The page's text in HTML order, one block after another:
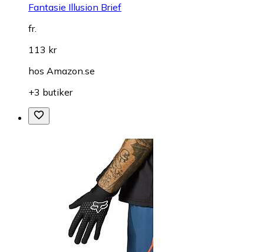
Fantasie Illusion Brief
fr.
113 kr
hos Amazon.se
+3 butiker